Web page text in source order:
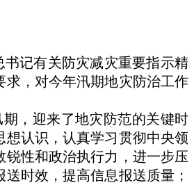
记有关防灾减灾重要指示精
，对今年汛期地灾防治工作
，迎来了地灾防范的关键时
认识，认真学习贯彻中央领
性和政治执行力，进一步压
时效，提高信息报送质量；